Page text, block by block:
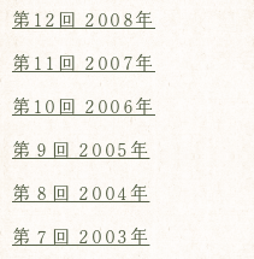
第12回 2008年
第11回 2007年
第10回 2006年
第９回 2005年
第８回 2004年
第７回 2003年